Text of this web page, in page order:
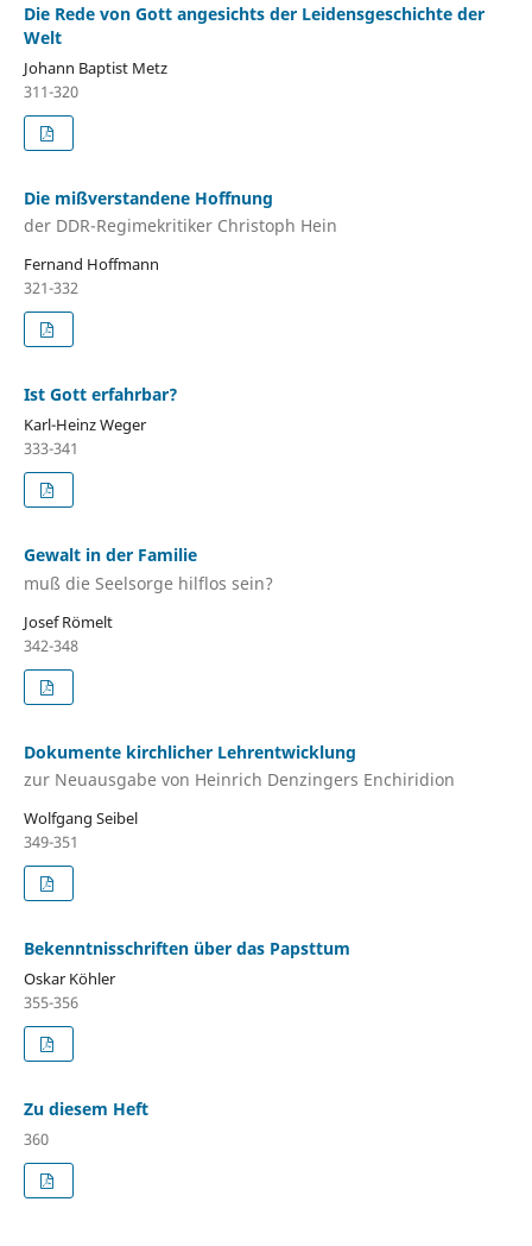
Die Rede von Gott angesichts der Leidensgeschichte der
Welt
Johann Baptist Metz
311-320
Die mißverstandene Hoffnung
der DDR-Regimekritiker Christoph Hein
Fernand Hoffmann
321-332
Ist Gott erfahrbar?
Karl-Heinz Weger
333-341
Gewalt in der Familie
muß die Seelsorge hilflos sein?
Josef Römelt
342-348
Dokumente kirchlicher Lehrentwicklung
zur Neuausgabe von Heinrich Denzingers Enchiridion
Wolfgang Seibel
349-351
Bekenntnisschriften über das Papsttum
Oskar Köhler
355-356
Zu diesem Heft
360